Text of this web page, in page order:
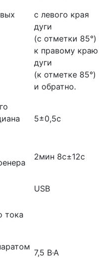
с левого края
дуги
(с отметки 85°)
к правому краю
дуги
(к отметке 85°)
и обратно.
5±0,5с
2мин 8с±12с
USB
тока
7,5 В·А